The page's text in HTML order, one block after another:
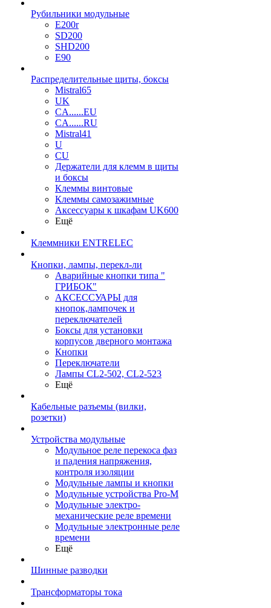
Рубильники модульные
E200r
SD200
SHD200
E90
Распределительные щиты, боксы
Mistral65
UK
CA......EU
CA......RU
Mistral41
U
CU
Держатели для клемм в щиты
и боксы
Клеммы винтовые
Клеммы самозажимные
Аксессуары к шкафам UK600
Ещё
Клеммники ENTRELEC
Кнопки, лампы, перекл-ли
Аварийные кнопки типа "
ГРИБОК"
АКСЕССУАРЫ для
кнопок,лампочек и
переключателей
Боксы для установки
корпусов дверного монтажа
Кнопки
Переключатели
Лампы CL2-502, CL2-523
Ещё
Кабельные разъемы (вилки,
розетки)
Устройства модульные
Модульное реле перекоса фаз
и падения напряжения,
контроля изоляции
Модульные лампы и кнопки
Модульные устройства Pro-M
Модульные электро-
механические реле времени
Модульные электронные реле
времени
Ещё
Шинные разводки
Трансформаторы тока